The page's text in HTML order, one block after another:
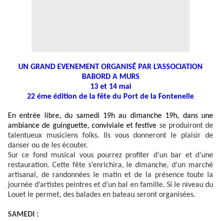
UN GRAND EVENEMENT ORGANISÉ PAR L’ASSOCIATION
BABORD A MURS
13 et 14 mai
22 éme édition de la fête du Port de la Fontenelle
En entrée libre, du samedi 19h au dimanche 19h, dans une
ambiance de guinguette, conviviale et festive se produiront de
talentueux musiciens folks. Ils vous donneront le plaisir de
danser ou de les écouter.
Sur ce fond musical vous pourrez profiter d’un bar et d’une
restauration. Cette fête s’enrichira, le dimanche, d’un marché
artisanal, de randonnées le matin et de la présence toute la
journée d’artistes peintres et d’un bal en famille. Si le niveau du
Louet le permet, des balades en bateau seront organisées.
SAMEDI :